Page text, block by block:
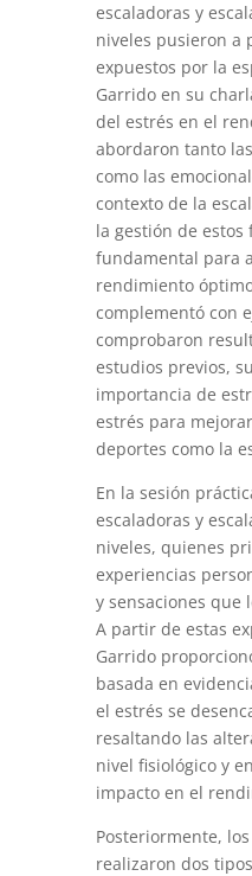
escaladoras y
niveles pusieron a
expuestos por la
Garrido en su
del estrés en el
abordaron tanto
como las
contexto de la
la gestión de estos
fundamental para
rendimiento
complementó con
comprobaron
estudios previos,
importancia de
estrés para
deportes como la
En la sesión
escaladoras y
niveles, quienes
experiencias
y sensaciones que
A partir de estas
Garrido
basada en
el estrés se
resaltando las
nivel fisiológico y
impacto en el
Posteriormente,
realizaron dos